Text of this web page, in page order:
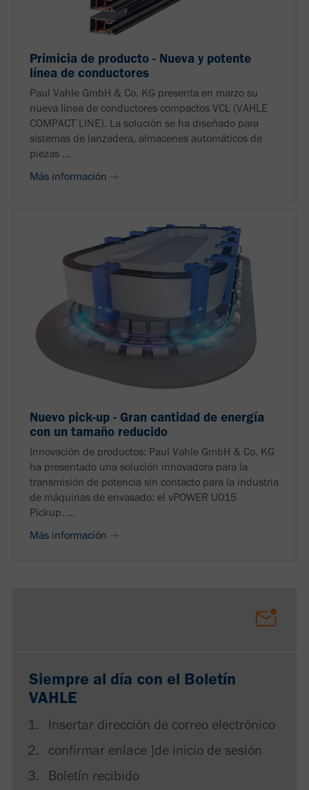
Primicia de producto - Nueva y potente
línea de conductores
Paul Vahle GmbH & Co. KG presenta en marzo su
nueva línea de conductores compactos VCL (VAHLE
COMPACT LINE). La solución se ha diseñado para
sistemas de lanzadera, almacenes automáticos de
piezas ...
Más información
Nuevo pick-up - Gran cantidad de energía
con un tamaño reducido
Innovación de productos: Paul Vahle GmbH & Co. KG
ha presentado una solución innovadora para la
transmisión de potencia sin contacto para la industria
de máquinas de envasado: el vPOWER U015
Pickup. ...
Más información
Siempre al día con el Boletín
VAHLE
Insertar dirección de correo electrónico
confirmar enlace ]de inicio de sesión
Boletín recibido